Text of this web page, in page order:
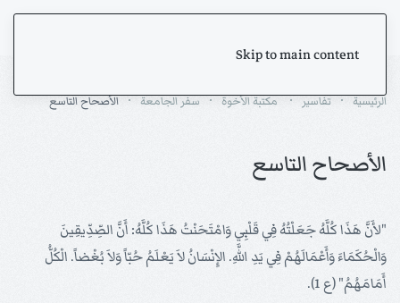
Skip to main content
الرئيسية تفاسير مكتبة الأخوة سفر الجامعة الأصحاح التاسع
الأصحاح التاسع
"لأَنَّ هَذَا كُلَّهُ جَعَلْتُهُ فِي قَلْبِي وَامْتَحَنْتُ هَذَا كُلَّهُ: أَنَّ الصِّدِّيقِينَ
وَالْحُكَمَاءَ وَأَعْمَالَهُمْ فِي يَدِ اللَّهِ. الإِنْسَانُ لاَ يَعْلَمُ حُبّاً وَلاَ بُغْضاً. الْكُلُّ
أَمَامَهُمُ" (ع 1).